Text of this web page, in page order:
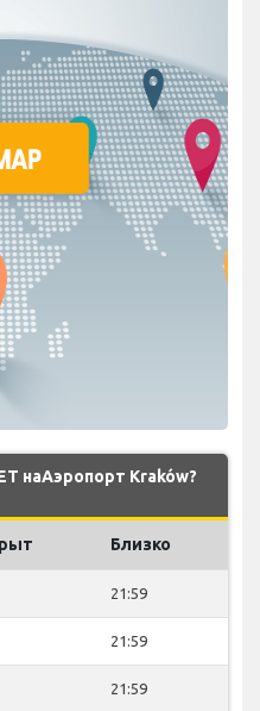
наАэропорт Kraków?
Близко
21:59
21:59
21:59